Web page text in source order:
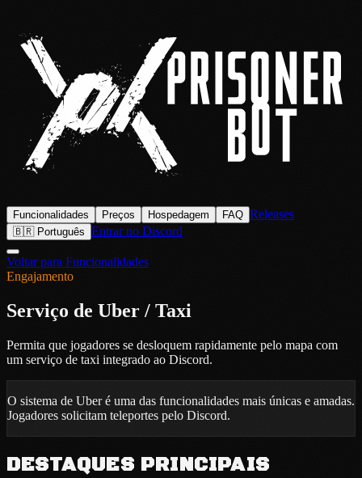
Funcionalidades Preços Hospedagem FAQ Releases
🇧🇷 Português Entrar no Discord
Voltar para Funcionalidades
Engajamento
Serviço de Uber / Taxi
Permita que jogadores se desloquem rapidamente pelo mapa com
um serviço de taxi integrado ao Discord.
O sistema de Uber é uma das funcionalidades mais únicas e amadas.
Jogadores solicitam teleportes pelo Discord.
DESTAQUES PRINCIPAIS